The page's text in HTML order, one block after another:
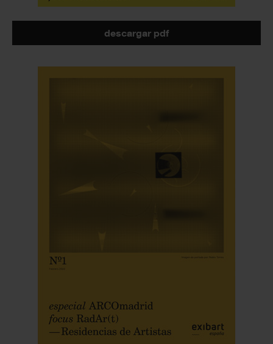
descargar pdf